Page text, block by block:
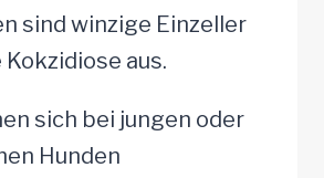
tun?
sind winzige Einzeller
Kokzidiose aus.
sich bei jungen oder
Hunden